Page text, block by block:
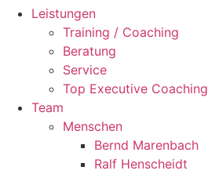
Leistungen
Training / Coaching
Beratung
Service
Top Executive Coaching
Team
Menschen
Bernd Marenbach
Ralf Henscheidt